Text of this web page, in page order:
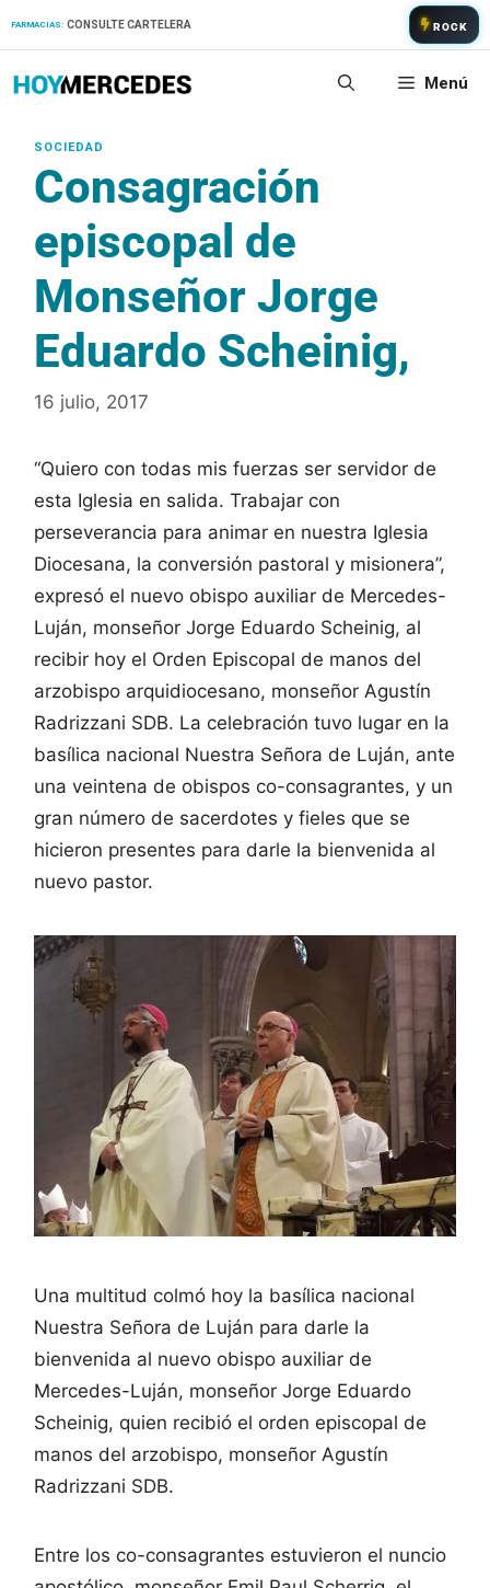
FARMACIAS: CONSULTE CARTELERA ROCK
Menú
Consagración
episcopal de
Monseñor Jorge
Eduardo Scheinig,
16 julio, 2017
“Quiero con todas mis fuerzas ser servidor de
esta Iglesia en salida. Trabajar con
perseverancia para animar en nuestra Iglesia
Diocesana, la conversión pastoral y misionera”,
expresó el nuevo obispo auxiliar de Mercedes-
Luján, monseñor Jorge Eduardo Scheinig, al
recibir hoy el Orden Episcopal de manos del
arzobispo arquidiocesano, monseñor Agustín
Radrizzani SDB. La celebración tuvo lugar en la
basílica nacional Nuestra Señora de Luján, ante
una veintena de obispos co-consagrantes, y un
gran número de sacerdotes y fieles que se
hicieron presentes para darle la bienvenida al
nuevo pastor.
Una multitud colmó hoy la basílica nacional
Nuestra Señora de Luján para darle la
bienvenida al nuevo obispo auxiliar de
Mercedes-Luján, monseñor Jorge Eduardo
Scheinig, quien recibió el orden episcopal de
manos del arzobispo, monseñor Agustín
Radrizzani SDB.
Entre los co-consagrantes estuvieron el nuncio